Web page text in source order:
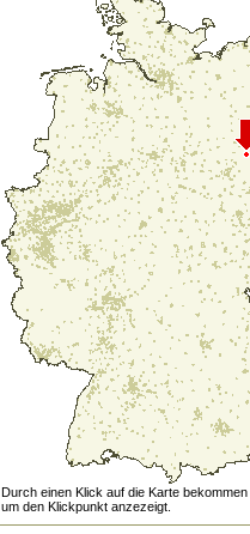
Durch einen Klick auf die Karte
um den Klickpunkt anzezeigt.